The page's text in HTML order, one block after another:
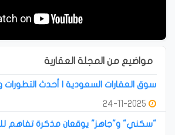
مواضيع من المجلة العقارية
سوق العقارات السعودية | أحدث التطورات
"سكني" و"جاهز" يوقعان مذكرة تفاهم